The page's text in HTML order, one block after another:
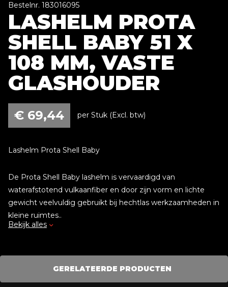
Bestelnr. 183016095
LASHELM PROTA
SHELL BABY 51 X
108 MM, VASTE
GLASHOUDER
€ 69,44 per Stuk (Excl. btw)
Lashelm Prota Shell Baby
De Prota Shell Baby lashelm is vervaardigd van
waterafstotend vulkaanfiber en door zijn vorm en lichte
gewicht veelvuldig gebruikt bij hechtlas werkzaamheden in
kleine ruimtes..
De compacte kap is hittebestendig tot 180°C en kan
van 51 x 108 mm en wordt standaard geleverd met een
lasglas kleur 10 en een verstelbare hoofdband met
Bekijk alles
GERELATEERDE PRODUCTEN